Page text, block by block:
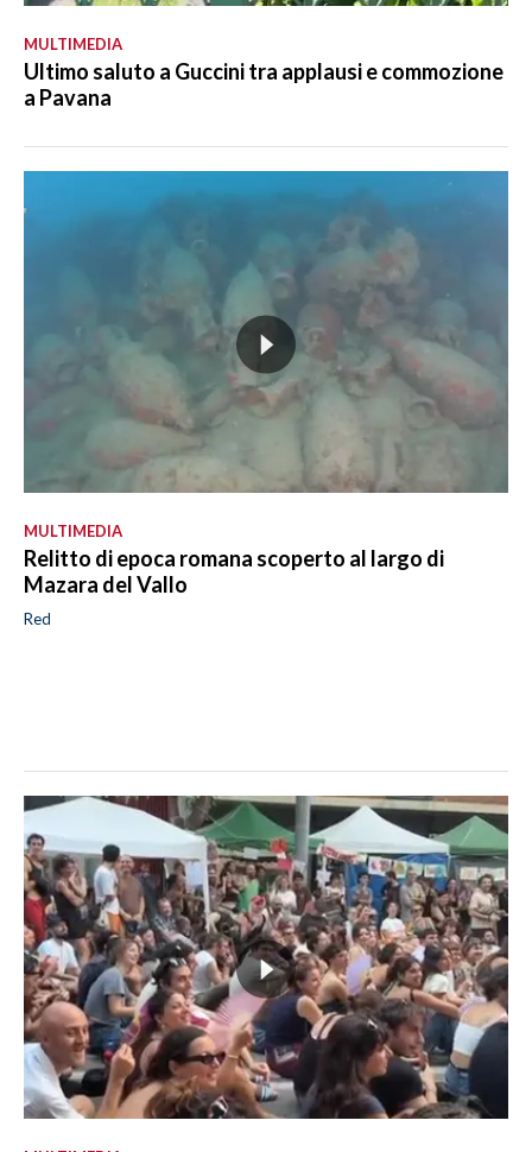
MULTIMEDIA
Ultimo saluto a Guccini tra applausi e commozione
a Pavana
MULTIMEDIA
Relitto di epoca romana scoperto al largo di
Mazara del Vallo
Red